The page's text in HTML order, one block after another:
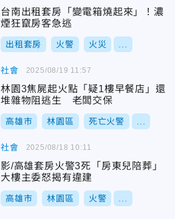
台南出租套房「變電箱燒起來」！濃
煙狂竄房客急逃
出租套房 火警 火災
社會
林園3焦屍起火點「疑1樓早餐店」還
堆雜物阻逃生 老闆交保
高雄市 林園區 死亡火警
2025/08/19 11:57
社會
影/高雄套房火警3死「房東兒陪葬」
大樓主委怒揭有違建
高雄市 林園區 火警
2025/08/18 10:11